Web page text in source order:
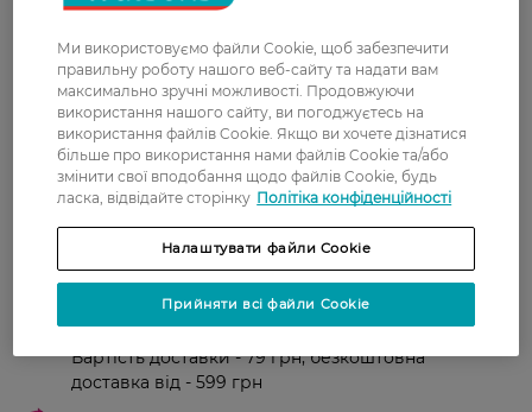
Показати ще
Доставка
Нова пошта
У відділення Нової пошти - 99 грн,
безкоштовно від 699 грн
Укрпошта
Вартість доставки - 79 грн, безкоштовна
доставка від - 599 грн
Ми використовуємо файли Cookie, щоб забезпечити
правильну роботу нашого веб-сайту та надати вам
максимально зручні можливості. Продовжуючи
використання нашого сайту, ви погоджуєтесь на
використання файлів Cookie. Якщо ви хочете дізнатися
більше про використання нами файлів Cookie та/або
змінити свої вподобання щодо файлів Cookie, будь
ласка, відвідайте сторінку Політіка конфіденційності
Налаштувати файли Cookie
Прийняти всі файли Cookie